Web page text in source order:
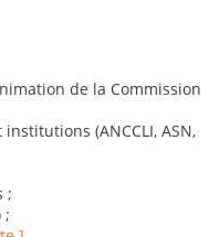
de la Commission
(ANCCLI, ASN,
;
;